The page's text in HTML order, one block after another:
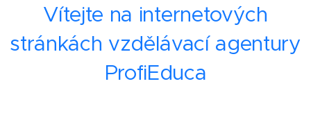
Vítejte na internetových
stránkách vzdělávací agentury
ProfiEduca